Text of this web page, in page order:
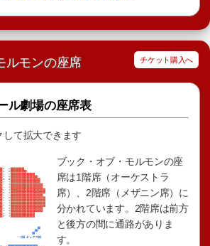
ルモンの座席 チケット購入へ
ル劇場の座席表
て拡大できます
ブック・オブ・モルモンの座
席は1階席（オーケストラ
席）、2階席（メザニン席）に
分かれています。2階席は前方
と後方の間に通路がありま
す。